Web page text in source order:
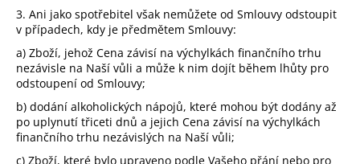
3. Ani jako spotřebitel však nemůžete od Smlouvy odstoupit
v případech, kdy je předmětem Smlouvy:
a) Zboží, jehož Cena závisí na výchylkách finančního trhu
nezávisle na Naší vůli a může k nim dojít během lhůty pro
odstoupení od Smlouvy;
b) dodání alkoholických nápojů, které mohou být dodány až
po uplynutí třiceti dnů a jejich Cena závisí na výchylkách
finančního trhu nezávislých na Naší vůli;
c) Zboží, které bylo upraveno podle Vašeho přání nebo pro